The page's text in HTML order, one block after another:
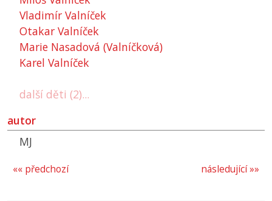
Vladimír Valníček
Otakar Valníček
Marie Nasadová (Valníčková)
Karel Valníček
další děti (2)...
autor
MJ
následující »»
«« předchozí